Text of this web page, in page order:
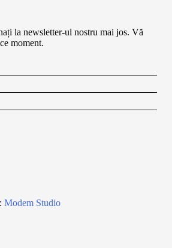
la newsletter-ul nostru mai jos. Vă
moment.
Modem Studio